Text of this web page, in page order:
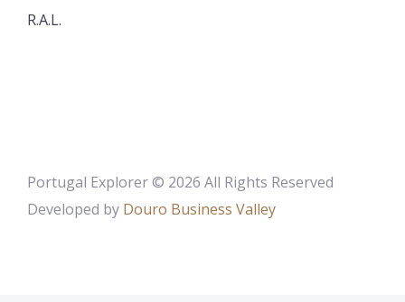
R.A.L.
Portugal Explorer © 2026 All Rights Reserved
Developed by Douro Business Valley